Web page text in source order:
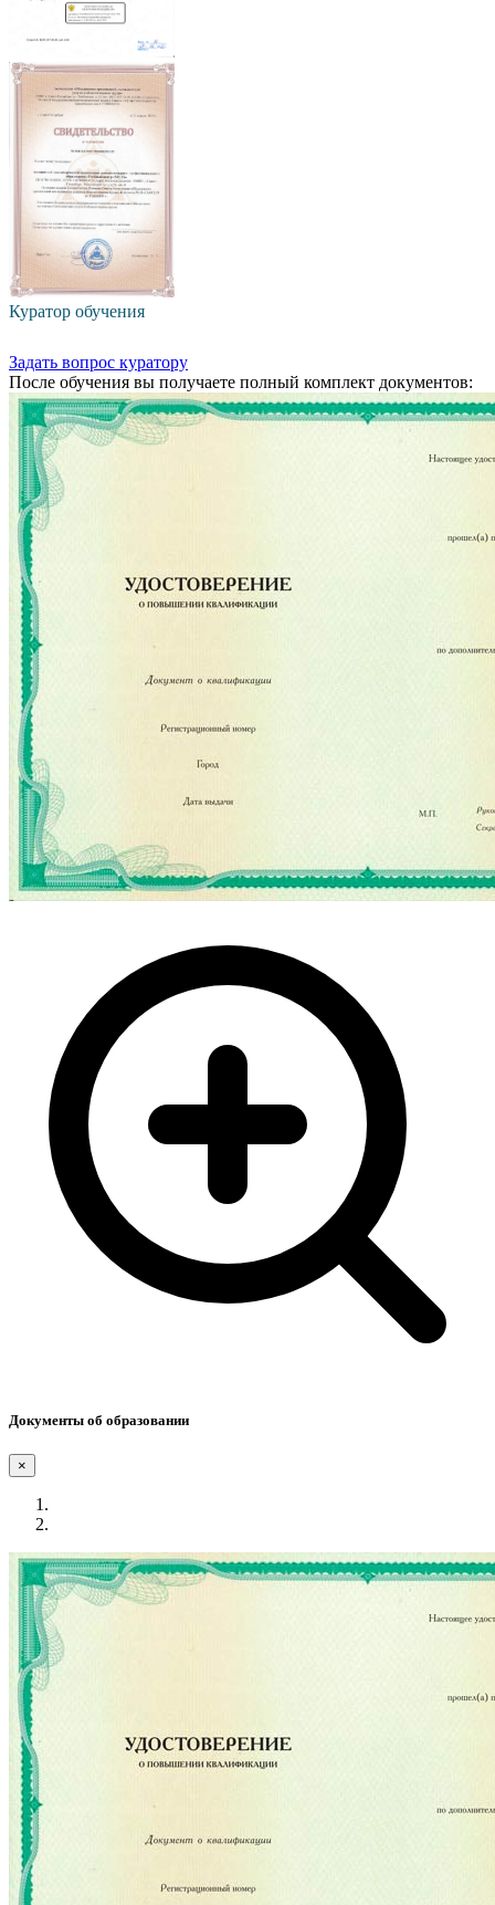
Куратор обучения
Задать вопрос куратору
После обучения вы получаете полный комплект документов:
Документы об образовании
×